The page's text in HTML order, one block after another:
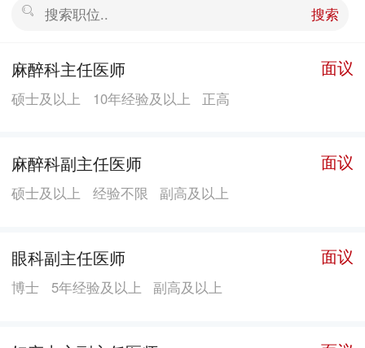
密度、高层数等特点。 作为深圳首座超大型医疗综
域、医技住院楼、全科室门诊和科研、教学办公楼四大
区域。医院在生命支持系统、医用系统、医用纯水系统
科室的流量和服务品质进行集中监管，确保医疗服务的
高效与优质。 市新华医院项目以医疗综合体为基
铁、城市主干道，通过绿化景观、休闲花园等打破建筑
不设围墙，周边规划街心公园、街巷式花园等绿化与休
搜索
麻醉科主任医师 面议
硕士及以上 10年经验及以上 正高
麻醉科副主任医师 面议
硕士及以上 经验不限 副高及以上
眼科副主任医师 面议
博士 5年经验及以上 副高及以上